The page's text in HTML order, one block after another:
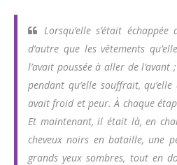
Lorsqu’elle s’était
d’autre que les vêtements
l’avait poussée à aller de
pendant qu’elle souffrait,
avait froid et peur. À chaque
Et maintenant, il était là, en
cheveux noirs en bataille, une
grands yeux sombres, tout en